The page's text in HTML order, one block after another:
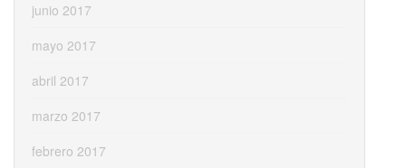
junio 2017
mayo 2017
abril 2017
marzo 2017
febrero 2017